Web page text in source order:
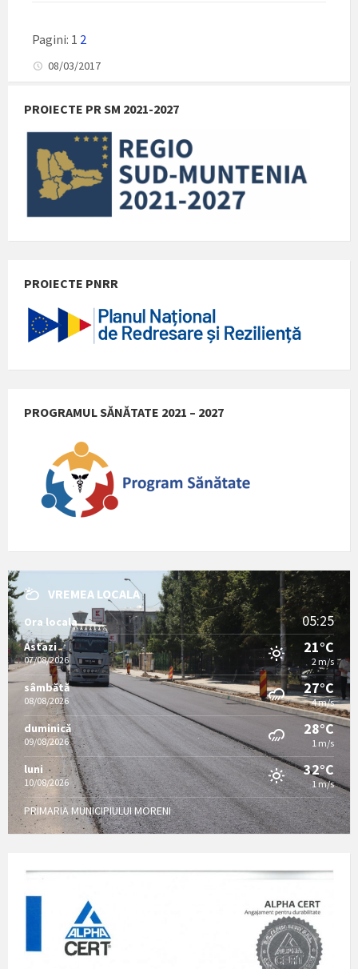
Pagini: 1 2
08/03/2017
PROIECTE PR SM 2021-2027
PROIECTE PNRR
PROGRAMUL SĂNĂTATE 2021 – 2027
VREMEA LOCALA
Ora locala 05:25
Astazi
07/08/2026
21°C
2 m/s
sâmbătă
08/08/2026
27°C
4 m/s
duminică
09/08/2026
28°C
1 m/s
luni
10/08/2026
32°C
1 m/s
PRIMARIA MUNICIPIULUI MORENI